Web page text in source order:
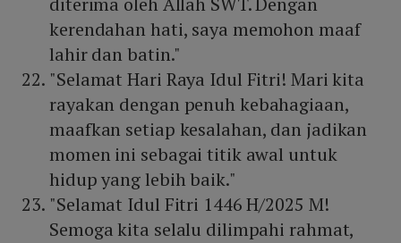
kerendahan hati, saya memohon maaf
lahir dan batin."
"Selamat Hari Raya Idul Fitri! Mari kita
rayakan dengan penuh kebahagiaan,
maafkan setiap kesalahan, dan jadikan
momen ini sebagai titik awal untuk
hidup yang lebih baik."
"Selamat Idul Fitri 1446 H/2025 M!
Semoga kita selalu dilimpahi rahmat,